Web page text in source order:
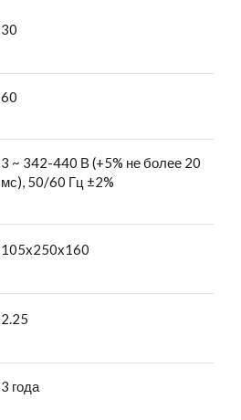
30
60
3 ~ 342-440 В (+5% не более 20
мс), 50/60 Гц ±2%
105x250x160
2.25
3 года